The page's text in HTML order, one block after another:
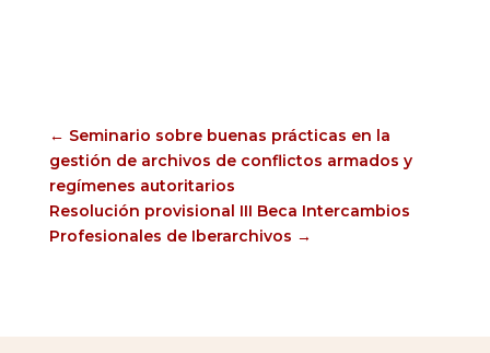
← Seminario sobre buenas prácticas en la
gestión de archivos de conflictos armados y
regímenes autoritarios
Resolución provisional III Beca Intercambios
Profesionales de Iberarchivos →